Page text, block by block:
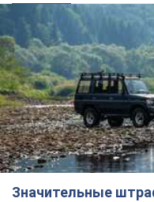
Значительные